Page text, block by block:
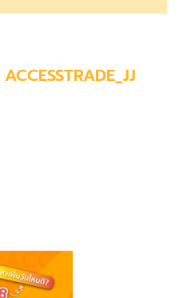
ACCESSTRADE_JJ